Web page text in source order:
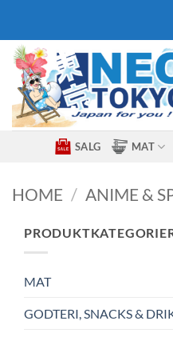
content
SALG MAT
HOME / ANIME &
MAT
GODTERI, SNACKS &